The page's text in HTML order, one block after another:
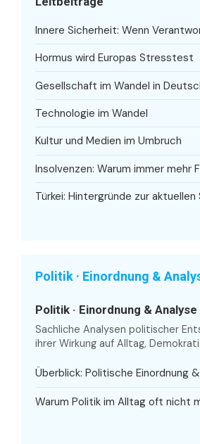
Innere Sicherheit: Wenn
Hormus wird Europas Stresstest
Gesellschaft im Wandel in
Technologie im Wandel
Kultur und Medien im Umbruch
Insolvenzen: Warum immer mehr
Türkei: Hintergründe zur
Politik · Einordnung &
Politik · Einordnung & Analyse
Sachliche Analysen politischer
ihrer Wirkung auf Alltag,
Überblick: Politische Einordnung
Warum Politik im Alltag oft nicht